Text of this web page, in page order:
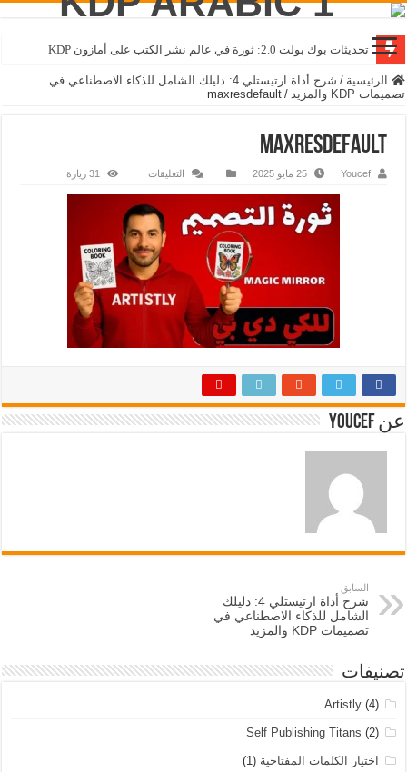
تحديثات بوك بولت 2.0: ثورة في عالم نشر الكتب على أمازون KDP
الرئيسية /
شرح أداة ارتيستلي 4: دليلك الشامل للذكاء الاصطناعي في
تصميمات KDP والمزيد
/
maxresdefault
maxresdefault
Youcef 25 مايو 2025 التعليقات 31 زيارة
عن Youcef
السابق
شرح أداة ارتيستلي 4: دليلك
الشامل للذكاء الاصطناعي في
تصميمات KDP والمزيد
تصنيفات
Artistly(4)
Self Publishing Titans (2)
اختيار الكلمات المفتاحية (1)